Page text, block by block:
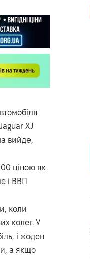
XJ
вийде,
ціною як
і ВВП
коли
колег. У
і жоден
а якщо